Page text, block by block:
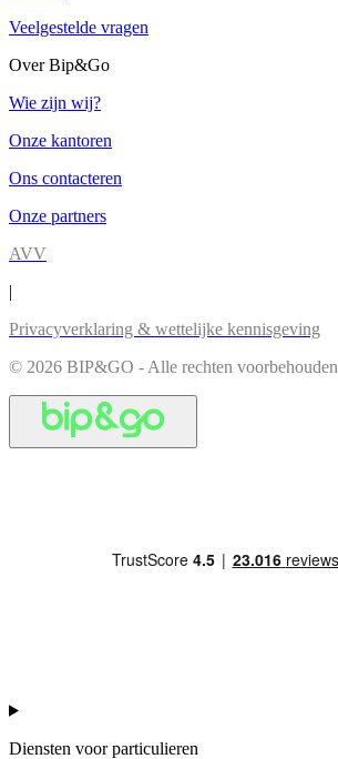
Veelgestelde vragen
Over Bip&Go
Wie zijn wij?
Onze kantoren
Ons contacteren
Onze partners
AVV
|
Privacyverklaring & wettelijke kennisgeving
© 2026 BIP&GO - Alle rechten voorbehouden
Diensten voor particulieren